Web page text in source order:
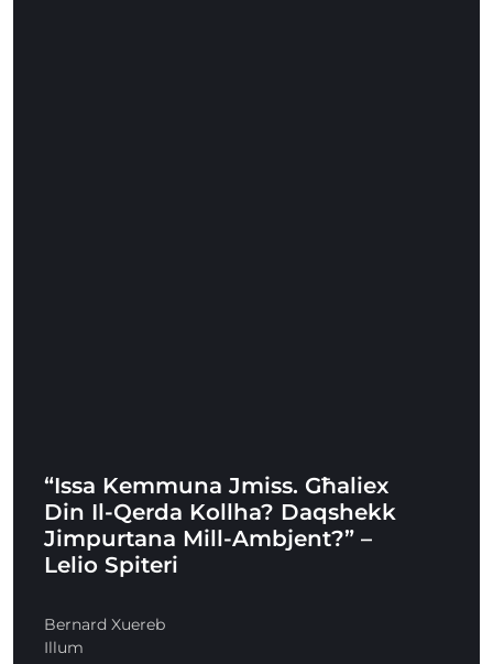
“Issa Kemmuna Jmiss. Għaliex
Din Il-Qerda Kollha? Daqshekk
Jimpurtana Mill-Ambjent?” –
Lelio Spiteri
Bernard Xuereb
Illum